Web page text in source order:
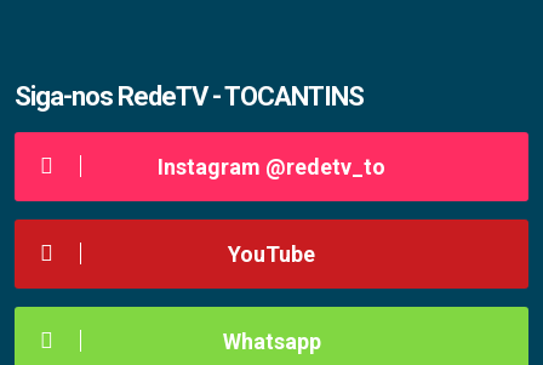
Siga-nos RedeTV - TOCANTINS
Instagram @redetv_to
YouTube
Whatsapp